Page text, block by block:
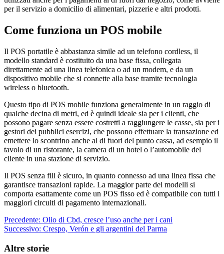
per il servizio a domicilio di alimentari, pizzerie e altri prodotti.
Come funziona un POS mobile
Il POS portatile è abbastanza simile ad un telefono cordless, il
modello standard è costituito da una base fissa, collegata
direttamente ad una linea telefonica o ad un modem, e da un
dispositivo mobile che si connette alla base tramite tecnologia
wireless o bluetooth.
Questo tipo di POS mobile funziona generalmente in un raggio di
qualche decina di metri, ed è quindi ideale sia per i clienti, che
possono pagare senza essere costretti a raggiungere le casse, sia per i
gestori dei pubblici esercizi, che possono effettuare la transazione ed
emettere lo scontrino anche al di fuori del punto cassa, ad esempio il
tavolo di un ristorante, la camera di un hotel o l’automobile del
cliente in una stazione di servizio.
Il POS senza fili è sicuro, in quanto connesso ad una linea fissa che
garantisce transazioni rapide. La maggior parte dei modelli si
comporta esattamente come un POS fisso ed è compatibile con tutti i
maggiori circuiti di pagamento internazionali.
Navigazione
articolo
Precedente: Olio di Cbd, cresce l’uso anche per i cani
Successivo: Crespo, Verón e gli argentini del Parma
Altre storie